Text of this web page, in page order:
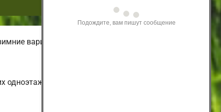
варианты домов.
одноэтажных и экономных до
Здравствуйте! Я могу
проконсультировать Вас по нашим
акциям и проектам.